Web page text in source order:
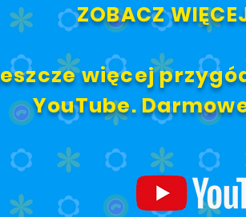
ZOBACZ
więcej
YouTube.